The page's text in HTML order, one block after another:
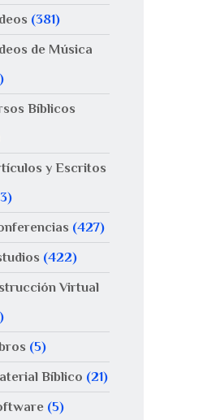
(381)
de Música
Bíblicos
y Escritos
(427)
(422)
Virtual
(5)
Bíblico (21)
(5)